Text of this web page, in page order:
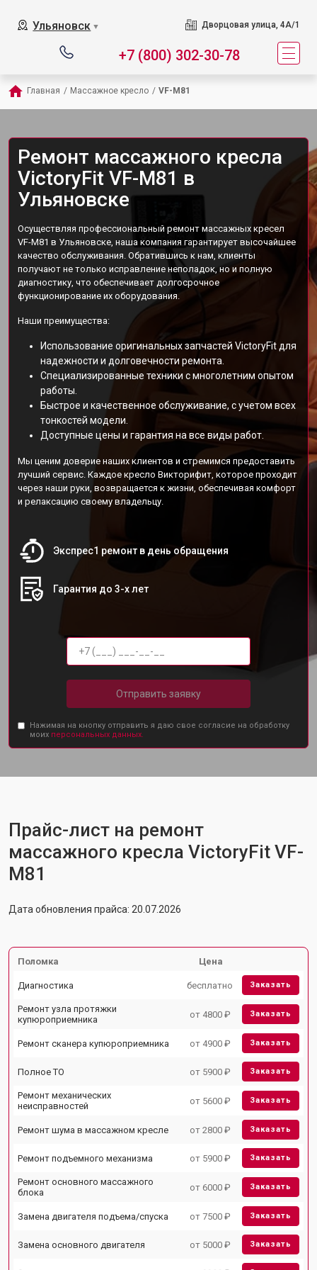
Ульяновск ▼ Дворцовая улица, 4А/1
+7 (800) 302-30-78
Главная / Массажное кресло / VF-M81
Ремонт массажного кресла
VictoryFit VF-M81 в
Ульяновске
Осуществляя профессиональный ремонт массажных кресел
VF-M81 в Ульяновске, наша компания гарантирует высочайшее
качество обслуживания. Обратившись к нам, клиенты
получают не только исправление неполадок, но и полную
диагностику, что обеспечивает долгосрочное
функционирование их оборудования.
Наши преимущества:
Использование оригинальных запчастей VictoryFit для
надежности и долговечности ремонта.
Специализированные техники с многолетним опытом
работы.
Быстрое и качественное обслуживание, с учетом всех
тонкостей модели.
Доступные цены и гарантия на все виды работ.
Мы ценим доверие наших клиентов и стремимся предоставить
лучший сервис. Каждое кресло Викторифит, которое проходит
через наши руки, возвращается к жизни, обеспечивая комфорт
и релаксацию своему владельцу.
Экспрес1 ремонт в день обращения
Гарантия до 3-х лет
Отправить заявку
Нажимая на кнопку отправить я даю свое согласие на обработку
моих персональных данных.
Прайс-лист на ремонт
массажного кресла VictoryFit VF-
M81
Дата обновления прайса: 20.07.2026
Поломка Цена
Диагностика бесплатно Заказать
Ремонт узла протяжки
купюроприемника
от 4800 ₽ Заказать
Ремонт сканера купюроприемника от 4900 ₽ Заказать
Полное ТО от 5900 ₽ Заказать
Ремонт механических
неисправностей
от 5600 ₽ Заказать
Ремонт шума в массажном кресле от 2800 ₽ Заказать
Ремонт подъемного механизма от 5900 ₽ Заказать
Ремонт основного массажного
блока
от 6000 ₽ Заказать
Замена двигателя подъема/спуска от 7500 ₽ Заказать
Замена основного двигателя от 5000 ₽ Заказать